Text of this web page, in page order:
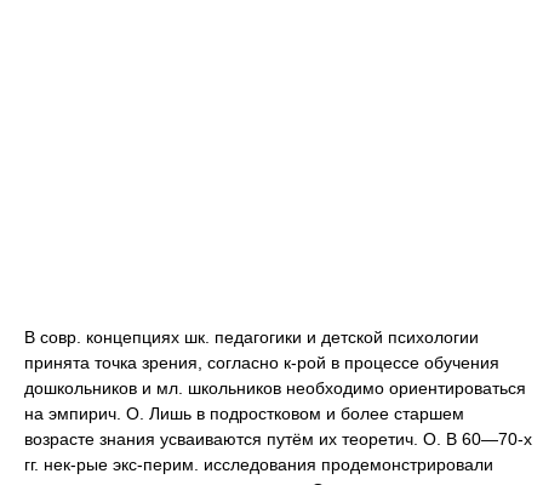
В совр. концепциях шк. педагогики и детской психологии
принята точка зрения, согласно к-рой в процессе обучения
дошкольников и мл. школьников необходимо ориентироваться
на эмпирич. О. Лишь в подростковом и более старшем
возрасте знания усваиваются путём их теоретич. О. В 60—70-х
гг. нек-рые экс-перим. исследования продемонстрировали